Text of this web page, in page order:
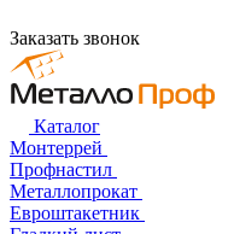
Заказать звонок
Каталог
Монтеррей
Профнастил
Металлопрокат
Евроштакетник